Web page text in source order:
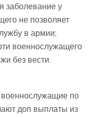
заболевание у
не позволяет
в армии;
военнослужащего
без вести.
военнослужащие по
доп выплаты из